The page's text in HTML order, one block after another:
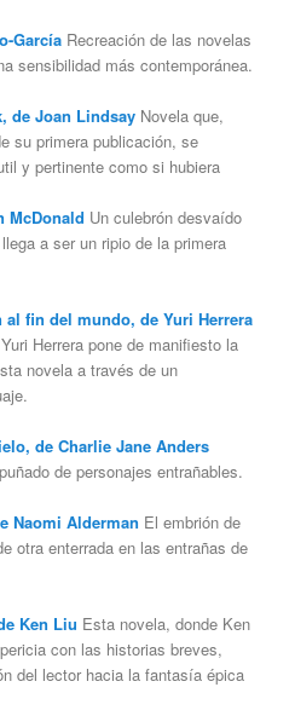
GarcíaRecreación de las novelas
sensibilidad más contemporánea.
de Joan LindsayNovela que,
su primera publicación, se
y pertinente como si hubiera
McDonald Un culebrón desvaído
a ser un ripio de la primera
al fin del mundo, de Yuri Herrera
Herrera pone de manifiesto la
novela a través de un
de Charlie Jane Anders
de personajes entrañables.
Naomi Alderman El embrión de
otra enterrada en las entrañas de
Ken Liu Esta novela, donde Ken
con las historias breves,
del lector hacia la fantasía épica